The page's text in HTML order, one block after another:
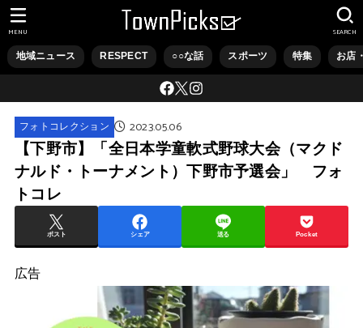
地域ニュース RESPECT ○○な話 スポーツ 特集 お店
SEARCH
MENU
フォトコレクション 2023.05.06
【下野市】「全日本学童軟式野球大会（マクド
ナルド・トーナメント）下野市予選会」 フォ
トコレ
ポスト シェア 送る Pocket
広告